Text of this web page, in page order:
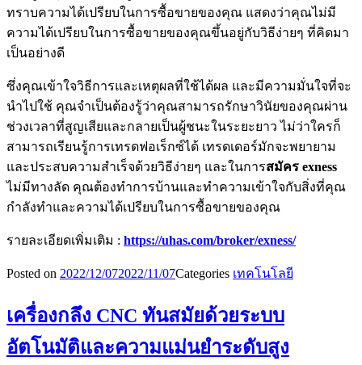
ทราบความได้เปรียบในการซื้อขายของคุณ แสดงว่าคุณไม่มี
ความได้เปรียบในการซื้อขายของคุณขึ้นอยู่กับวิธีง่ายๆ ที่คิดมา
เป็นอย่างดี
ซึ่งคุณเข้าใจวิธีการและเหตุผลที่ใช้ได้ผล และมีความมั่นใจที่จะ
นำไปใช้ คุณจำเป็นต้องรู้ว่าคุณสามารถรักษาวินัยของคุณผ่าน
ช่วงเวลาที่สูญเสียและกลายเป็นผู้ชนะในระยะยาว ไม่ว่าใครก็
สามารถเรียนรู้การเทรดฟอเร็กซ์ได้ เทรดเดอร์มักจะพยายาม
และประสบความสำเร็จด้วยวิธีง่ายๆ และในการสมัคร exness
ไม่มีทางลัด คุณต้องทำการบ้านและทำความเข้าใจกับสิ่งที่คุณ
กำลังทำและความได้เปรียบในการซื้อขายของคุณ
รายละเอียดเพิ่มเติม : https://uhas.com/broker/exness/
Posted on 2022/12/072022/11/07Categories เทคโนโลยี
เครื่องกลึง CNC ทันสมัยด้วยระบบ
อัตโนมัติและความแม่นยำระดับสูง